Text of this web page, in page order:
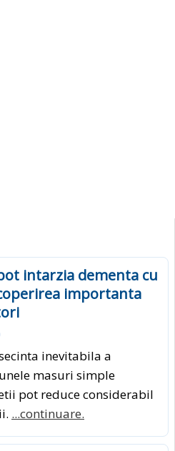
intarzia dementa cu
importanta
inevitabila a
masuri simple
pot reduce considerabil
...continuare.